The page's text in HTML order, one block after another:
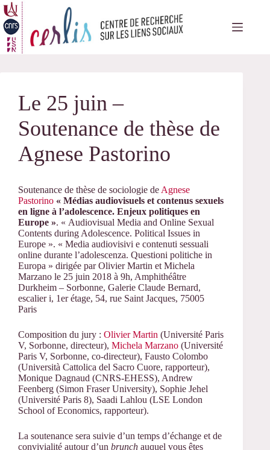
Passer
au
contenu
Le 25 juin –
Soutenance de thèse de
Agnese Pastorino
Soutenance de thèse de sociologie de Agnese
Pastorino « Médias audiovisuels et contenus sexuels
en ligne à l’adolescence. Enjeux politiques en
Europe ». « Audiovisual Media and Online Sexual
Contents during Adolescence. Political Issues in
Europe ». « Media audiovisivi e contenuti sessuali
online durante l’adolescenza. Questioni politiche in
Europa » dirigée par Olivier Martin et Michela
Marzano le 25 juin 2018 à 9h, Amphithéâtre
Durkheim – Sorbonne, Galerie Claude Bernard,
escalier i, 1er étage, 54, rue Saint Jacques, 75005
Paris
Composition du jury : Olivier Martin (Université Paris
V, Sorbonne, directeur), Michela Marzano (Université
Paris V, Sorbonne, co-directeur), Fausto Colombo
(Università Cattolica del Sacro Cuore, rapporteur),
Monique Dagnaud (CNRS-EHESS), Andrew
Feenberg (Simon Fraser University), Sophie Jehel
(Université Paris 8), Saadi Lahlou (LSE London
School of Economics, rapporteur).
La soutenance sera suivie d’un temps d’échange et de
convivialité autour d’un brunch auquel vous êtes